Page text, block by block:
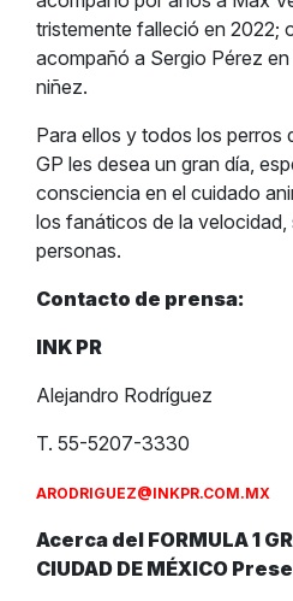
tristemente falleció en 2022;
acompañó a Sergio Pérez
niñez.
Para ellos y todos los perros
GP les desea un gran día,
consciencia en el cuidado
los fanáticos de la velocidad,
personas.
Contacto de prensa:
INK PR
Alejandro Rodríguez
T. 55-5207-3330
ARODRIGUEZ@INKPR.COM.MX
Acerca del FORMULA 1
CIUDAD DE MÉXICO